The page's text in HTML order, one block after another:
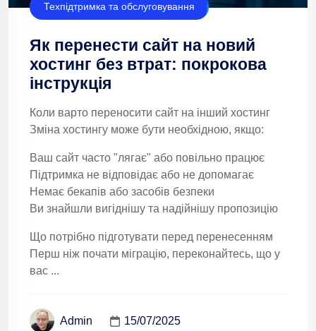
Техпідтримка та обслуговування
Як перенести сайт на новий
хостинг без втрат: покрокова
інструкція
Коли варто переносити сайт на інший хостинг
Зміна хостингу може бути необхідною, якщо:
Ваш сайт часто "лягає" або повільно працює
Підтримка не відповідає або не допомагає
Немає бекапів або засобів безпеки
Ви знайшли вигіднішу та надійнішу пропозицію
Що потрібно підготувати перед перенесенням
Перш ніж почати міграцію, переконайтесь, що у
вас ...
Admin 15/07/2025